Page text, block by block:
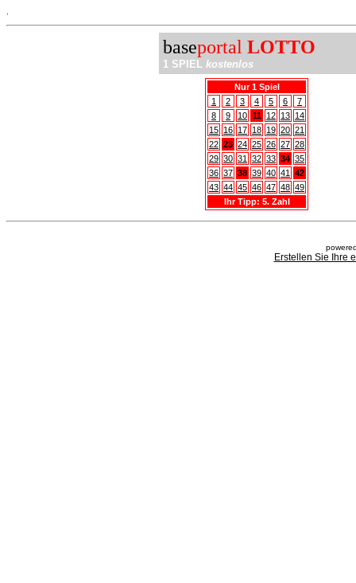
baseportal LOTTO
1 SPIEL kostenlos
Nur 1 Spiel
1
2 3 4 5 6
7
8
9 10 11 12 13 14
15 16 17 18 19 20 21
22 23 24 25 26 27 28
29 30 31 32 33 34 35
36 37 38 39 40 41
42
43 44 45 46 47 48 49
Ihr Tipp: 5. Zahl
Erstellen Sie Ihre